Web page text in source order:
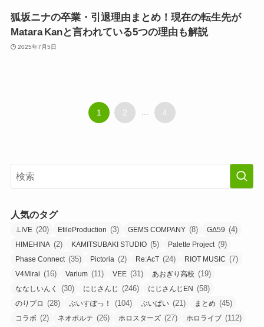
狐坂ニナの卒業・引退理由まとめ！現在の転生先が
Matara Kanと言われている5つの理由も解説
2025年7月5日
1 2 ... 4
人気のタグ
.LIVE (20) EtileProduction (3) GEMS COMPANY (8) GΔ59 (4)
HIMEHINA (2) KAMITSUBAKI STUDIO (5) Palette Project (9)
Phase Connect (35) Pictoria (2) Re:AcT (24) RIOT MUSIC (7)
V4Mirai (16) Varium (11) VEE (31) あおぎり高校 (19)
ななしいんく (30) にじさんじ (246) にじさんじEN (58)
のりプロ (28) ぶいすぽっ！ (104) ぶいぱい (21) まとめ (45)
コラボ (2) ネオポルテ (26) ホロスターズ (27) ホロライブ (112)